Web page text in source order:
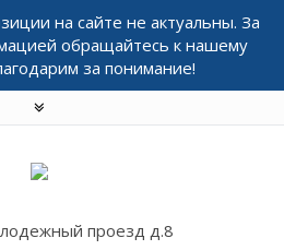
на сайте не актуальны. За
обращайтесь к нашему
за понимание!
проезд д.8